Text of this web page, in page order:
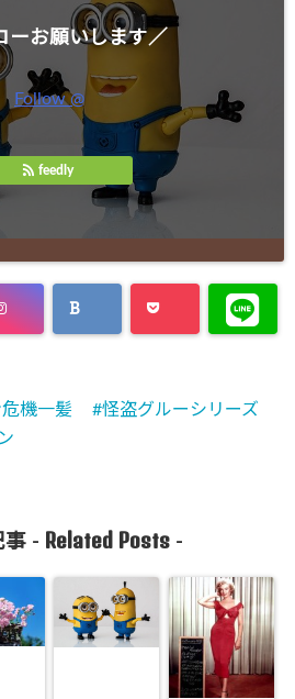
ーお願いします／
Follow @
feedly
機一髪
怪盗グルーシリーズ
- Related Posts-